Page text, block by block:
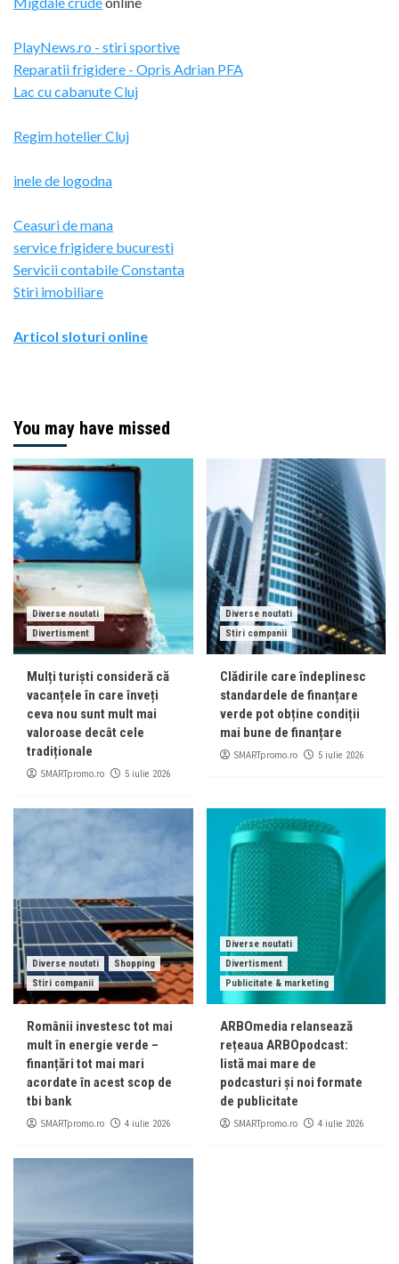
PlayNews.ro - stiri sportive
Reparatii frigidere - Opris Adrian PFA
Lac cu cabanute Cluj
Regim hotelier Cluj
inele de logodna
Ceasuri de mana
service frigidere bucuresti
Servicii contabile Constanta
Stiri imobiliare
Articol sloturi online
You may have missed
Diverse noutati
Divertisment
Mulți turiști consideră că
vacanțele în care înveți
ceva nou sunt mult mai
valoroase decât cele
tradiționale
SMARTpromo.ro 5 iulie 2026
Diverse noutati
Stiri companii
Clădirile care îndeplinesc
standardele de finanțare
verde pot obține condiții
mai bune de finanțare
SMARTpromo.ro 5 iulie 2026
Diverse noutati
Shopping
Stiri companii
Românii investesc tot mai
mult în energie verde –
finanțări tot mai mari
acordate în acest scop de
tbi bank
SMARTpromo.ro 4 iulie 2026
Diverse noutati
Divertisment
Publicitate & marketing
ARBOmedia relansează
rețeaua ARBOpodcast:
listă mai mare de
podcasturi și noi formate
de publicitate
SMARTpromo.ro 4 iulie 2026